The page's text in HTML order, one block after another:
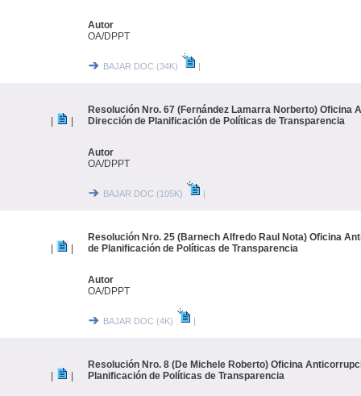
Autor
OA/DPPT
BAJAR DOC (34K) |
Resolución Nro. 67 (Fernández Lamarra Norberto) Oficina
Dirección de Planificación de Políticas de Transparencia
Autor
OA/DPPT
BAJAR DOC (105K) |
Resolución Nro. 25 (Barnech Alfredo Raul Nota) Oficina
de Planificación de Políticas de Transparencia
Autor
OA/DPPT
BAJAR DOC (4K) |
Resolución Nro. 8 (De Michele Roberto) Oficina
Planificación de Políticas de Transparencia